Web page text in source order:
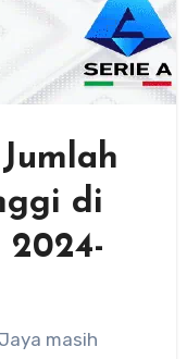
di
2024-
masih